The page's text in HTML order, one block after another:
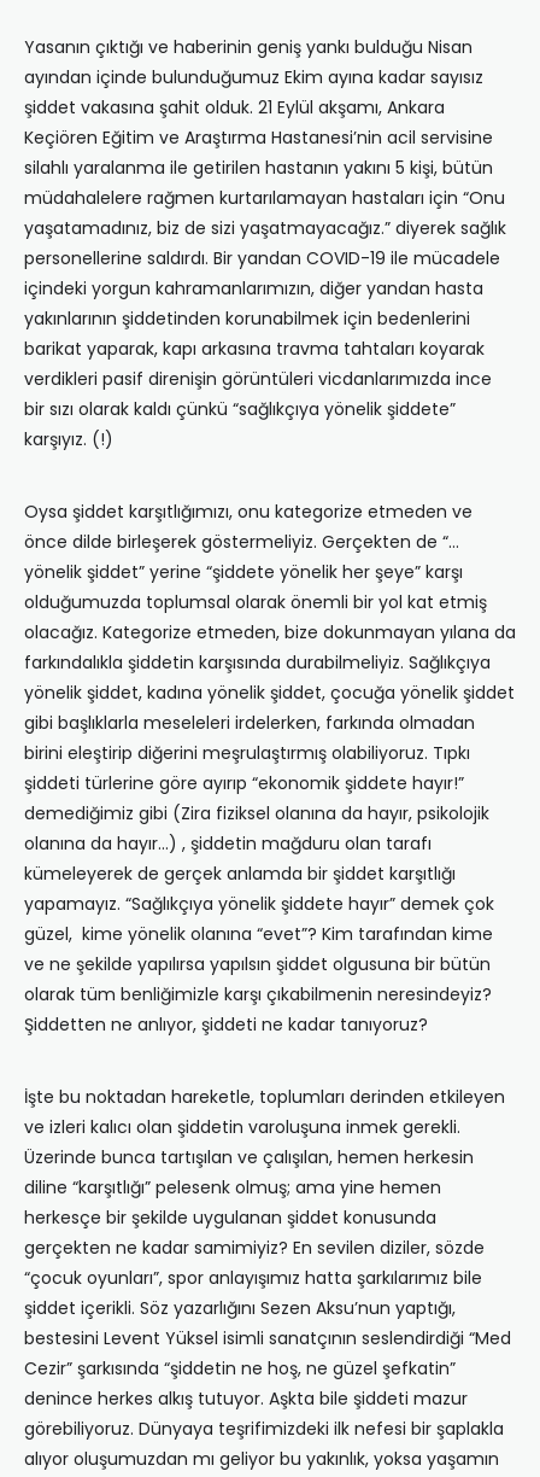
Yasanın çıktığı ve haberinin geniş yankı bulduğu Nisan
ayından içinde bulunduğumuz Ekim ayına kadar sayısız
şiddet vakasına şahit olduk. 21 Eylül akşamı, Ankara
Keçiören Eğitim ve Araştırma Hastanesi’nin acil servisine
silahlı yaralanma ile getirilen hastanın yakını 5 kişi, bütün
müdahalelere rağmen kurtarılamayan hastaları için “Onu
yaşatamadınız, biz de sizi yaşatmayacağız.” diyerek sağlık
personellerine saldırdı. Bir yandan COVID-19 ile mücadele
içindeki yorgun kahramanlarımızın, diğer yandan hasta
yakınlarının şiddetinden korunabilmek için bedenlerini
barikat yaparak, kapı arkasına travma tahtaları koyarak
verdikleri pasif direnişin görüntüleri vicdanlarımızda ince
bir sızı olarak kaldı çünkü “sağlıkçıya yönelik şiddete”
karşıyız. (!)
Oysa şiddet karşıtlığımızı, onu kategorize etmeden ve
önce dilde birleşerek göstermeliyiz. Gerçekten de “…
yönelik şiddet” yerine “şiddete yönelik her şeye” karşı
olduğumuzda toplumsal olarak önemli bir yol kat etmiş
olacağız. Kategorize etmeden, bize dokunmayan yılana da
farkındalıkla şiddetin karşısında durabilmeliyiz. Sağlıkçıya
yönelik şiddet, kadına yönelik şiddet, çocuğa yönelik şiddet
gibi başlıklarla meseleleri irdelerken, farkında olmadan
birini eleştirip diğerini meşrulaştırmış olabiliyoruz. Tıpkı
şiddeti türlerine göre ayırıp “ekonomik şiddete hayır!”
demediğimiz gibi (Zira fiziksel olanına da hayır, psikolojik
olanına da hayır…) , şiddetin mağduru olan tarafı
kümeleyerek de gerçek anlamda bir şiddet karşıtlığı
yapamayız. “Sağlıkçıya yönelik şiddete hayır” demek çok
güzel, kime yönelik olanına “evet”? Kim tarafından kime
ve ne şekilde yapılırsa yapılsın şiddet olgusuna bir bütün
olarak tüm benliğimizle karşı çıkabilmenin neresindeyiz?
Şiddetten ne anlıyor, şiddeti ne kadar tanıyoruz?
İşte bu noktadan hareketle, toplumları derinden etkileyen
ve izleri kalıcı olan şiddetin varoluşuna inmek gerekli.
Üzerinde bunca tartışılan ve çalışılan, hemen herkesin
diline “karşıtlığı” pelesenk olmuş; ama yine hemen
herkesçe bir şekilde uygulanan şiddet konusunda
gerçekten ne kadar samimiyiz? En sevilen diziler, sözde
“çocuk oyunları”, spor anlayışımız hatta şarkılarımız bile
şiddet içerikli. Söz yazarlığını Sezen Aksu’nun yaptığı,
bestesini Levent Yüksel isimli sanatçının seslendirdiği “Med
Cezir” şarkısında “şiddetin ne hoş, ne güzel şefkatin”
denince herkes alkış tutuyor. Aşkta bile şiddeti mazur
görebiliyoruz. Dünyaya teşrifimizdeki ilk nefesi bir şaplakla
alıyor oluşumuzdan mı geliyor bu yakınlık, yoksa yaşamın